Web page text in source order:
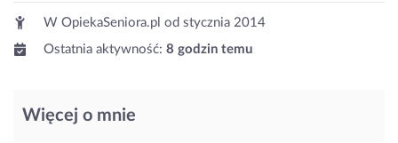
W OpiekaSeniora.pl od stycznia 2014
Ostatnia aktywność: 8 godzin temu
Więcej o mnie